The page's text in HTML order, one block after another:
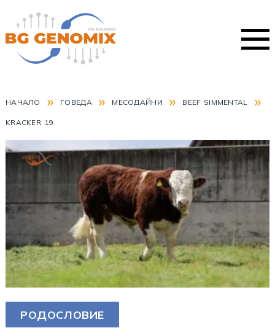
НАЧАЛО » ГОВЕДА » МЕСОДАЙНИ » BEEF SIMMENTAL »
KRACKER 19
РОДОСЛОВИЕ